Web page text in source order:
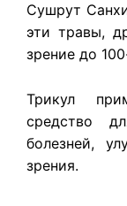
Сушрут
эти травы,
зрение до
Трикул
средство
болезней,
зрения.